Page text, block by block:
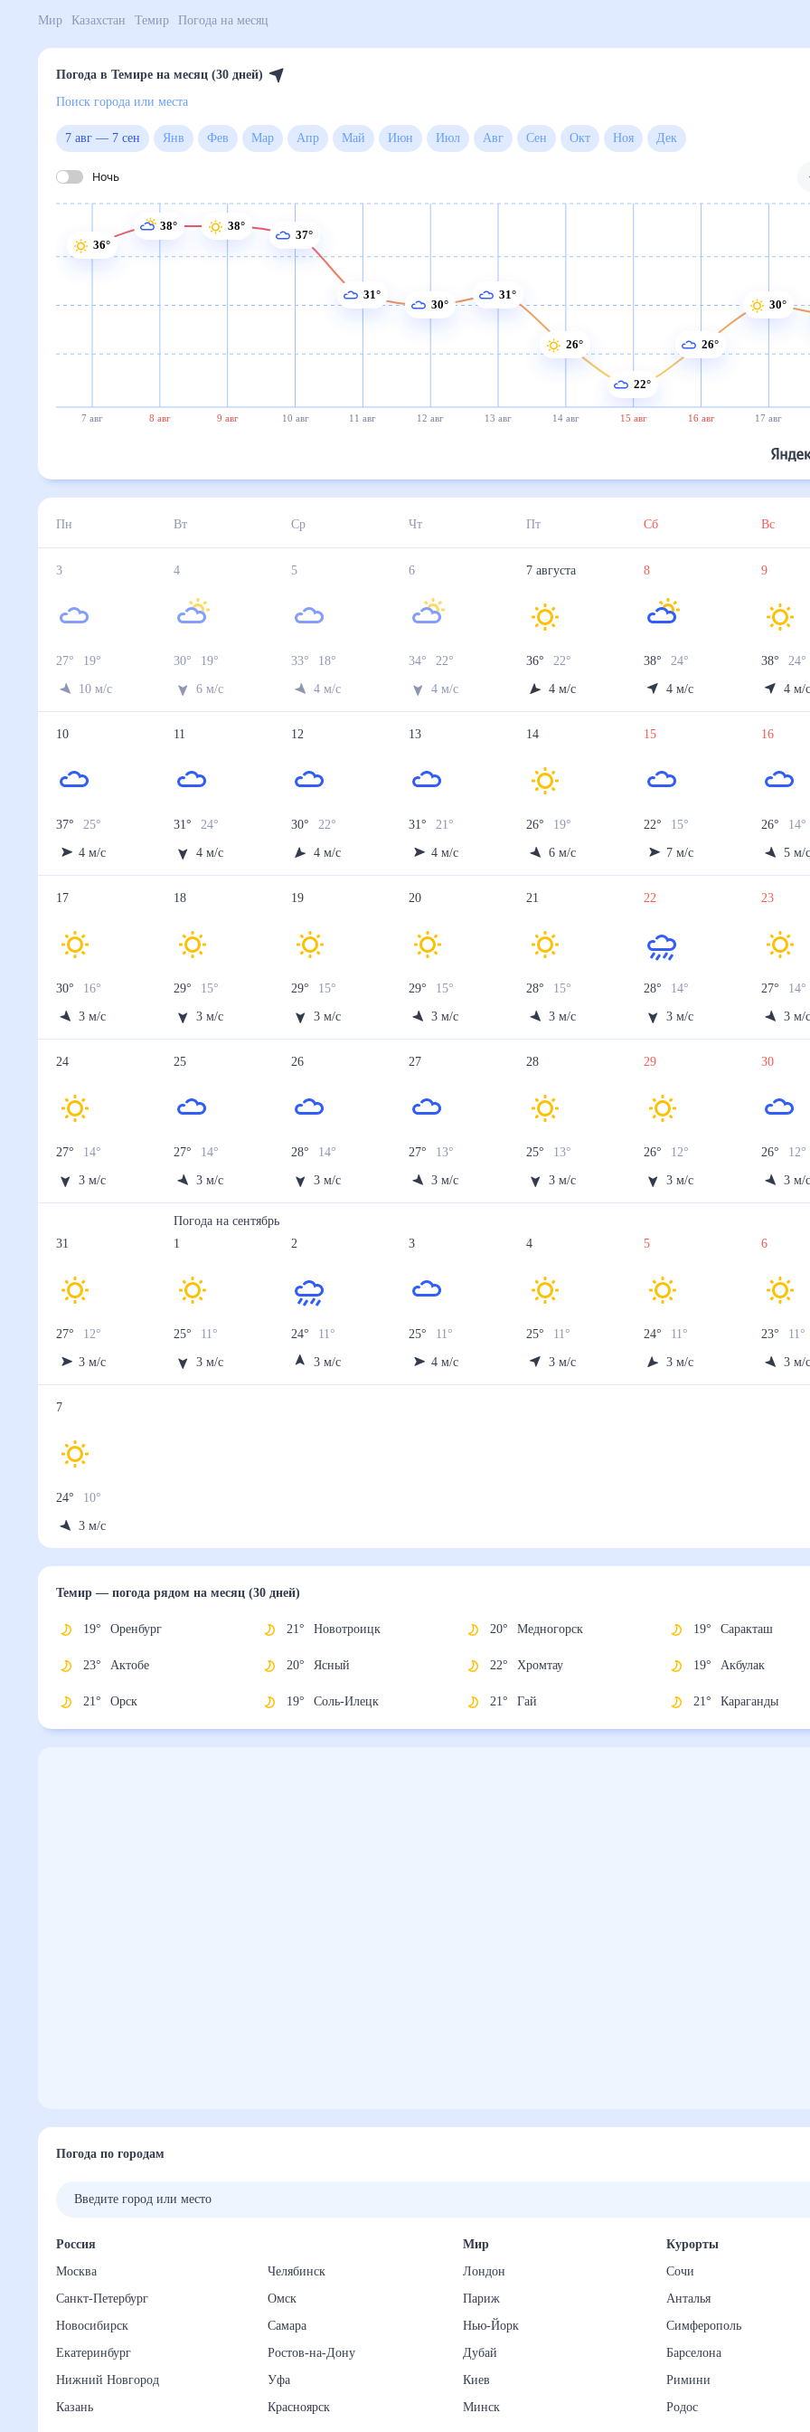
Мир Казахстан Темир Погода на месяц
Погода в Темире на месяц (30 дней)
Поиск города или места
7 авг—7 сен Янв Фев Мар Апр Май Июн Июл Авг Сен Окт Ноя
Ночь
7 авг 8 авг 9 авг 10 авг 11 авг 12 авг 13 авг 14 авг 15 авг 16 авг 17 авг
36°
38° 38°
37°
31°
30°
31°
26°
22°
26°
30°
Пн Вт Ср Чт Пт Сб Вс
3
27° 19°
10 м/с
4
30° 19°
6 м/с
5
33° 18°
4 м/с
6
34° 22
4 м/с
7 августа
36° 22
4 м/с
8
38° 24
4 м/с
9
38° 24
4 м/
10
37° 25°
4 м/с
11
31° 24°
4 м/с
12
30° 22
4 м/с
13
31° 21°
4 м/с
14
26° 19°
6 м/с
15
22° 15°
7 м/с
16
26° 14°
5 м/
17
30° 16°
3 м/с
18
29° 15°
3 м/с
19
29° 15°
3 м/с
20
29° 15°
3 м/с
21
28° 15°
3 м/с
22
28° 14°
3 м/с
23
27° 14°
3 м/
24
27° 14°
3 м/с
25
27° 14°
3 м/с
26
28° 14°
3 м/с
27
27° 13°
3 м/с
28
25° 13°
3 м/с
29
26° 12°
3 м/с
30
26° 12°
3 м/
31
27° 12°
3 м/с
Погода насентябрь
1
25° 11°
3 м/с
2
24° 11°
3 м/с
3
25° 11°
4 м/с
4
25° 11°
3 м/с
5
24° 11°
3 м/с
6
23° 11°
3 м/
7
24° 10°
3 м/с
Темир— погода рядомна месяц (30 дней)
19° Оренбург
23° Актобе
21° Орск
21° Новотроицк
20° Ясный
19° Соль-Илецк
20° Медногорск
22° Хромтау
21° Гай
19° Саракташ
19° Акбулак
21° Караганды
Погода по городам
Россия
Москва
Санкт-Петербург
Новосибирск
Екатеринбург
Нижний Новгород
Казань
Челябинск
Омск
Самара
Ростов-на-Дону
Уфа
Красноярск
Мир
Лондон
Париж
Нью-Йорк
Дубай
Киев
Минск
Курорты
Сочи
Анталья
Симферополь
Барселона
Римини
Родос